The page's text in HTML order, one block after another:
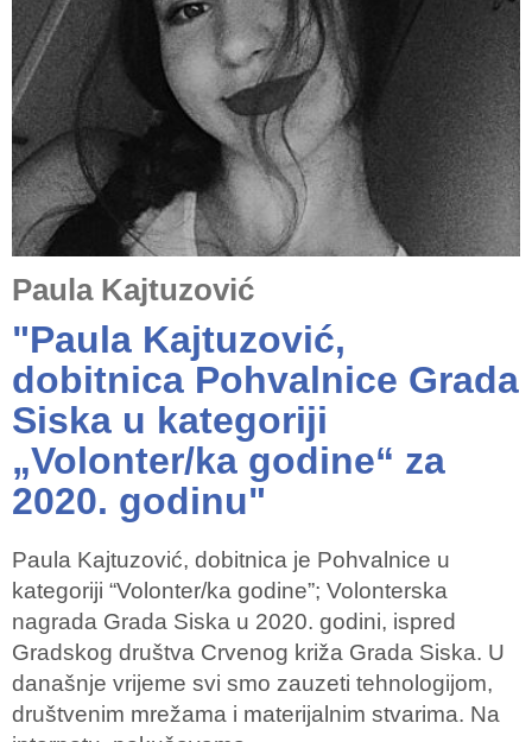
Paula Kajtuzović
"Paula Kajtuzović,
dobitnica Pohvalnice Grada
Siska u kategoriji
„Volonter/ka godine“ za
2020. godinu"
Paula Kajtuzović, dobitnica je Pohvalnice u
kategoriji “Volonter/ka godine”; Volonterska
nagrada Grada Siska u 2020. godini, ispred
Gradskog društva Crvenog križa Grada Siska. U
današnje vrijeme svi smo zauzeti tehnologijom,
društvenim mrežama i materijalnim stvarima. Na